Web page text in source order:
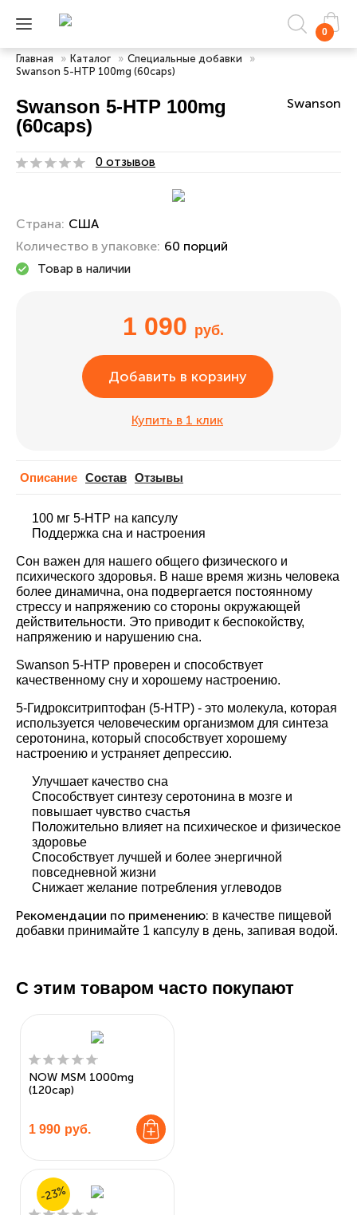
0
Главная » Каталог » Специальные добавки
»
Swanson 5-HTP 100mg (60caps)
Swanson 5-HTP 100mg
(60caps)
Swanson
0 отзывов
Страна: США
Количество в упаковке: 60 порций
Товар в наличии
1 090 руб.
Добавить в корзину
Купить в 1 клик
Описание Cостав Отзывы
100 мг 5-HTP на капсулу
Поддержка сна и настроения
Сон важен для нашего общего физического и
психического здоровья. В наше время жизнь человека
более динамична, она подвергается постоянному
стрессу и напряжению со стороны окружающей
действительности. Это приводит к беспокойству,
напряжению и нарушению сна.
Swanson 5-HTP проверен и способствует
качественному сну и хорошему настроению.
5-Гидрокситриптофан (5-HTP) - это молекула, которая
используется человеческим организмом для синтеза
серотонина, который способствует хорошему
настроению и устраняет депрессию.
Улучшает качество сна
Способствует синтезу серотонина в мозге и
повышает чувство счастья
Положительно влияет на психическое и физическое
здоровье
Способствует лучшей и более энергичной
повседневной жизни
Снижает желание потребления углеводов
Рекомендации по применению: в качестве пищевой
добавки принимайте 1 капсулу в день, запивая водой.
С этим товаром часто покупают
NOW MSM 1000mg
(120cap)
1 990 руб.
-23%